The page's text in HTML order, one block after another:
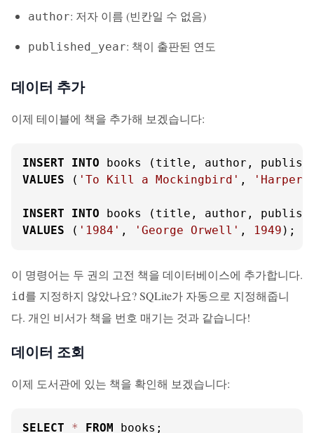
author: 저자 이름 (빈칸일 수 없음)
published_year: 책이 출판된 연도
데이터 추가
이제 테이블에 책을 추가해 보겠습니다:
INSERT
INTO
VALUES ( 'To Kill a Mockingbird' , 'Harper
INSERT
INTO
VALUES ( '1984' , 'George Orwell' , 1949 );
이 명령어는 두 권의 고전 책을 데이터베이스에 추가합니다.
id를 지정하지 않았나요? SQLite가 자동으로 지정해줍니
다. 개인 비서가 책을 번호 매기는 것과 같습니다!
데이터 조회
이제 도서관에 있는 책을 확인해 보겠습니다:
SELECT * FROM books;